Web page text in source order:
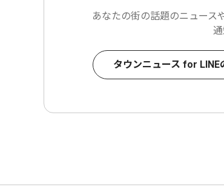
あなたの街の話題のニュース
タウンニュース for LINE